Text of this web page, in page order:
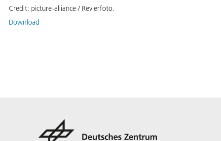
Credit: picture-alliance / Revierfoto.
Download